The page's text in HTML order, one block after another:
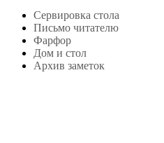
Сервировка стола
Письмо читателю
Фарфор
Дом и стол
Архив заметок